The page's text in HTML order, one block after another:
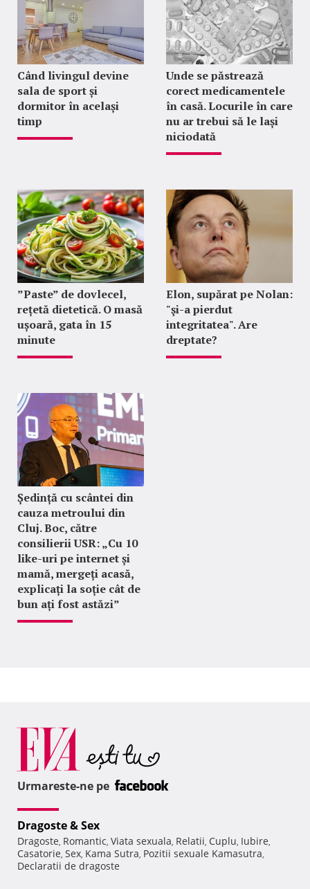
Când livingul devine
sala de sport și
dormitor în același
timp
Unde se păstrează
corect medicamentele
în casă. Locurile în care
nu ar trebui să le lași
niciodată
”Paste” de dovlecel,
rețetă dietetică. O masă
ușoară, gata în 15
minute
Elon, supărat pe Nolan:
"şi-a pierdut
integritatea". Are
dreptate?
Ședință cu scântei din
cauza metroului din
Cluj. Boc, către
consilierii USR: „Cu 10
like-uri pe internet și
mamă, mergeți acasă,
explicați la soție cât de
bun ați fost astăzi”
Urmareste-ne pe
Dragoste & Sex
Dragoste, Romantic, Viata sexuala, Relatii, Cuplu, Iubire,
Casatorie, Sex, Kama Sutra, Pozitii sexuale Kamasutra,
Declaratii de dragoste